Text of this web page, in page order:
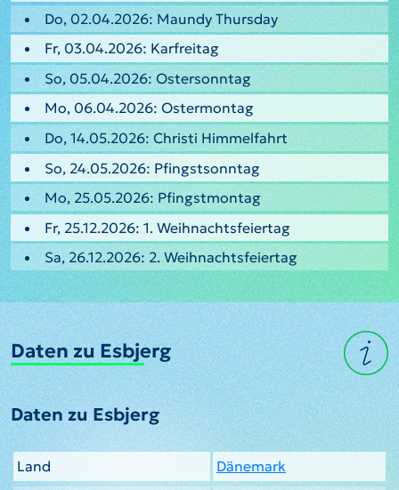
Do, 02.04.2026: Maundy Thursday
Fr, 03.04.2026: Karfreitag
So, 05.04.2026: Ostersonntag
Mo, 06.04.2026: Ostermontag
Do, 14.05.2026: Christi Himmelfahrt
So, 24.05.2026: Pfingstsonntag
Mo, 25.05.2026: Pfingstmontag
Fr, 25.12.2026: 1. Weihnachtsfeiertag
Sa, 26.12.2026: 2. Weihnachtsfeiertag
Daten zu Esbjerg
Daten zu Esbjerg
Land
Dänemark